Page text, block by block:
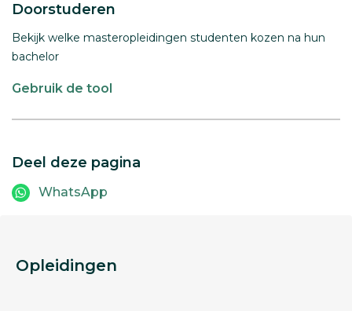
Doorstuderen
Bekijk welke masteropleidingen studenten kozen na hun
bachelor
Gebruik de tool
Deel deze pagina
WhatsApp
Opleidingen